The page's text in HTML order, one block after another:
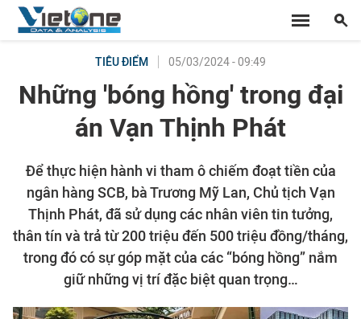
TIÊU ĐIỂM 05/03/2024 - 09:49
Những 'bóng hồng' trong đại
án Vạn Thịnh Phát
Để thực hiện hành vi tham ô chiếm đoạt tiền của
ngân hàng SCB, bà Trương Mỹ Lan, Chủ tịch Vạn
Thịnh Phát, đã sử dụng các nhân viên tin tưởng,
thân tín và trả từ 200 triệu đến 500 triệu đồng/tháng,
trong đó có sự góp mặt của các “bóng hồng” nắm
giữ những vị trí đặc biệt quan trọng…